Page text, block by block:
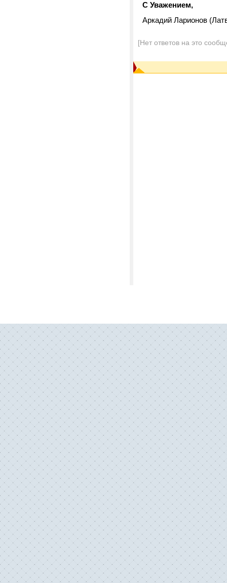
С Уважением,
Аркадий Ларионов
[Нет ответов на это